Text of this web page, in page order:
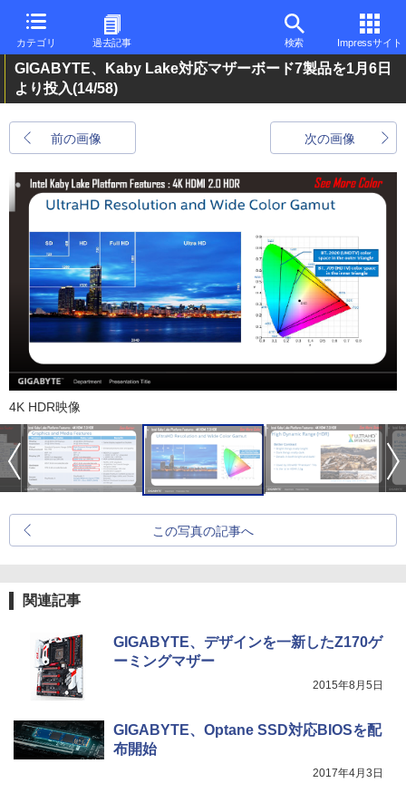
カテゴリ 過去記事 検索 Impressサイト
GIGABYTE、Kaby Lake対応マザーボード7製品を1月6日
より投入(14/58)
前の画像 次の画像
4K HDR映像
この写真の記事へ
関連記事
GIGABYTE、デザインを一新したZ170ゲ
ーミングマザー
2015年8月5日
GIGABYTE、Optane SSD対応BIOSを配
布開始
2017年4月3日